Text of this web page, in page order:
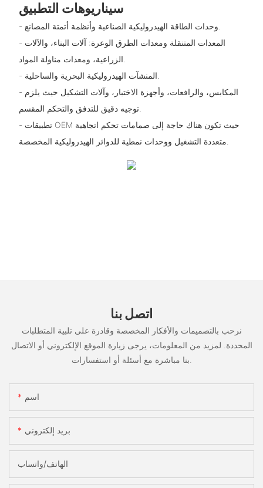
سيناريوهات التطبيق
- المعدات المتنقلة ومعدات الطرق الوعرة: آلات البناء، والآلات
- المكابس، والرافعات، وأجهزة الاختبار، وآلات التشكيل حيث يلزم
توجيه دقيق للتدفق والتحكم المقسم.
- تطبيقات OEM حيث تكون هناك حاجة إلى صمامات تحكم اتجاهية
اتصل بنا
نرحب بالتصميمات والأفكار المخصصة وقادرة على تلبية المتطلبات
المحددة. لمزيد من المعلومات، يرجى زيارة الموقع الإلكتروني أو الاتصال
اسم
بريد إلكتروني
الهاتف/واتساب